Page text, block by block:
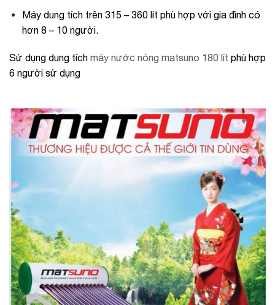
Máy dung tích trên 315 – 360 lít phù hợp với gia đình có
hơn 8 – 10 người.
Sử dụng dung tích máy nước nóng matsuno 180 lít phù hợp
6 người sử dụng